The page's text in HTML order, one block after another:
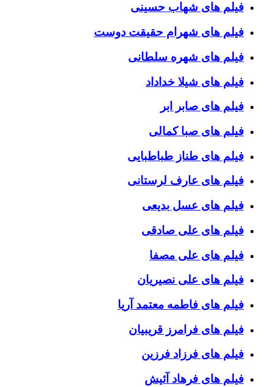
فیلم های شهاب حسینی
فیلم های شهرام حقیقت دوست
فیلم های شهره سلطانی
فیلم های شیلا خداداد
فیلم های صابر ابر
فیلم های صبا کمالی
فیلم های طناز طباطبایی
فیلم های عارف لرستانی
فیلم های عسل بدیعی
فیلم های علی صادقی
فیلم های علی مصفا
فیلم های علی نصیریان
فیلم های فاطمه معتمد آریا
فیلم های فرامرز قریبیان
فیلم های فرزاد فرزین
فیلم های فرهاد آئیش